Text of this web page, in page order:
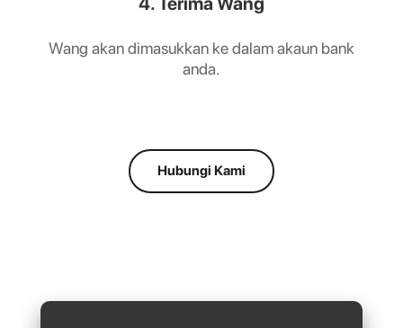
Wang akan dimasukkan ke dalam akaun bank
anda.
Hubungi Kami